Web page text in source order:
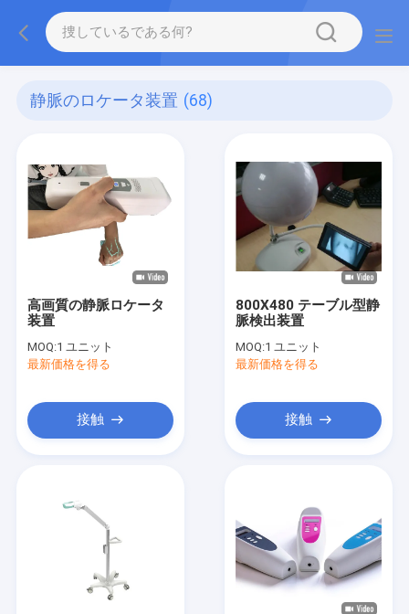
静脈のロケータ装置 (68)
高画質の静脈ロケータ
装置
MOQ:1 ユニット
最新価格を得る
接触
800X480 テーブル型静
脈検出装置
MOQ:1 ユニット
最新価格を得る
接触